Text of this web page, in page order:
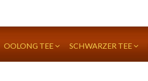
OOLONG TEE SCHWARZER TEE